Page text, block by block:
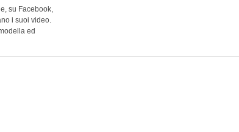
su Facebook,
i suoi video.
ed